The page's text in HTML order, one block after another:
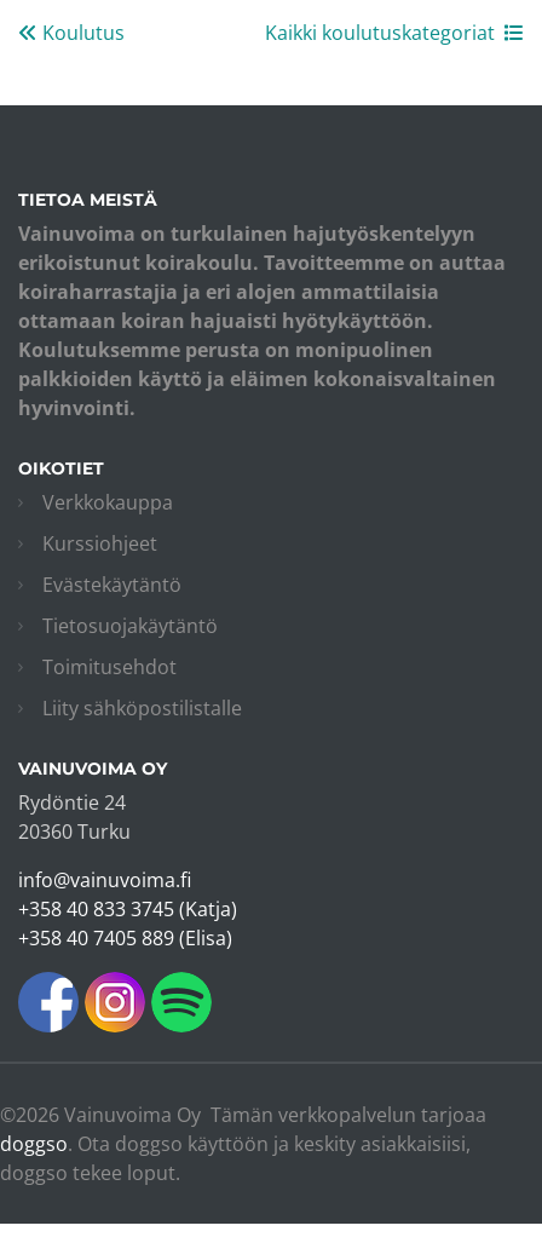
Koulutus Kaikki koulutuskategoriat
TIETOA MEISTÄ
Vainuvoima on turkulainen hajutyöskentelyyn
erikoistunut koirakoulu. Tavoitteemme on auttaa
koiraharrastajia ja eri alojen ammattilaisia
ottamaan koiran hajuaisti hyötykäyttöön.
Koulutuksemme perusta on monipuolinen
palkkioiden käyttö ja eläimen kokonaisvaltainen
hyvinvointi.
OIKOTIET
Verkkokauppa
Kurssiohjeet
Evästekäytäntö
Tietosuojakäytäntö
Toimitusehdot
Liity sähköpostilistalle
VAINUVOIMA OY
Rydöntie 24
20360 Turku
info@vainuvoima.fi
+358 40 833 3745 (Katja)
+358 40 7405 889 (Elisa)
©2026 Vainuvoima Oy Tämän verkkopalvelun tarjoaa
doggso. Ota doggso käyttöön ja keskity asiakkaisiisi,
doggso tekee loput.